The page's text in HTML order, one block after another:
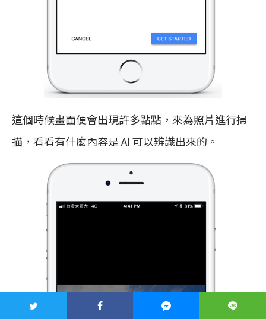
這個時候畫面便會出現許多點點，來為照片進行掃
描，看看有什麼內容是 AI 可以辨識出來的。